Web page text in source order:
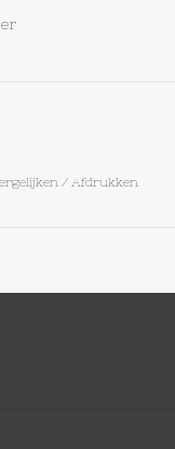
/ Afdrukken